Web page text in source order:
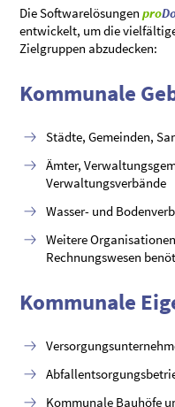
Die Softwarelösungenpro
entwickelt, um die
Zielgruppen abzudecken:
Kommunale
Städte, Gemeinden,
Ämter,
Verwaltungsverbände
Wasser- und
Weitere
Rechnungswesen
Kommunale
Kommunale Bauhöfe